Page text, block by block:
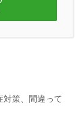
対策、間違って